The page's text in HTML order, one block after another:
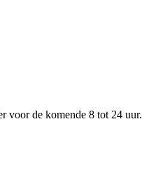
voor de komende 8 tot 24 uur.